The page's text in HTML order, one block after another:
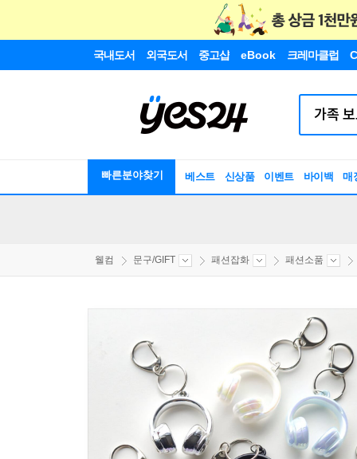
국내도서 외국도서 중고샵 eBook 크레마클럽
빠른분야찾기 베스트 신상품 이벤트 바이백 매
웰컴 문구/GIFT 패션잡화 패션소품